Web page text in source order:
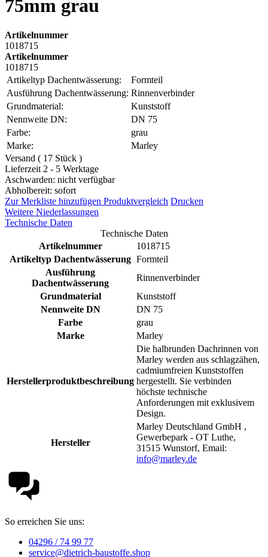
75mm grau
Artikelnummer
1018715
Artikelnummer
1018715
Artikeltyp Dachentwässerung:
Formteil
Ausführung Dachentwässerung: Rinnenverbinder
Grundmaterial:
Kunststoff
Nennweite DN:
DN 75
Farbe:
grau
Marke:
Marley
Versand ( 17 Stück )
Lieferzeit 2 - 5 Werktage
Aschwarden: nicht verfügbar
Abholbereit: sofort
Zur Merkliste hinzufügen Produktvergleich Drucken
Weitere Niederlassungen
Technische Daten
Technische Daten
Artikelnummer
1018715
Artikeltyp Dachentwässerung Formteil
Ausführung
Dachentwässerung
Rinnenverbinder
Grundmaterial
Kunststoff
Nennweite DN
DN 75
Farbe
grau
Marke
Marley
Herstellerproduktbeschreibung
Die halbrunden Dachrinnen von
Marley werden aus schlagzähen,
cadmiumfreien Kunststoffen
hergestellt. Sie verbinden
höchste technische
Anforderungen mit exklusivem
Design.
Hersteller
Marley Deutschland GmbH ,
Gewerbepark - OT Luthe,
31515 Wunstorf, Email:
info@marley.de
So erreichen Sie uns:
04296 / 74 99 77
service@dietrich-baustoffe.shop